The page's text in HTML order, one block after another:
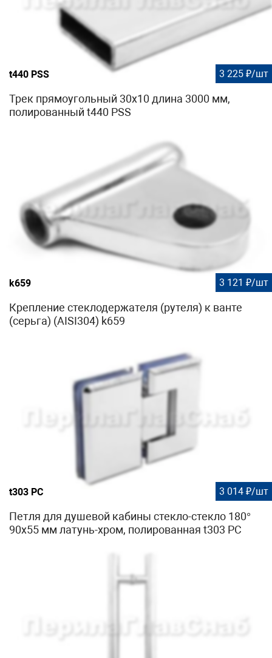
t440 PSS 3 225 ₽/шт
Трек прямоугольный 30х10 длина 3000 мм,
полированный t440 PSS
k659 3 121 ₽/шт
Крепление стеклодержателя (рутеля) к ванте
(серьга) (AISI304) k659
t303 PC 3 014 ₽/шт
Петля для душевой кабины стекло-стекло 180°
90х55 мм латунь-хром, полированная t303 PC